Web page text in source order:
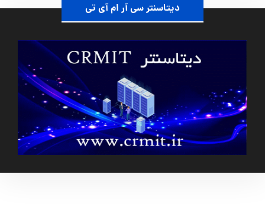
دیتاسنتر سی آر ام آی تی